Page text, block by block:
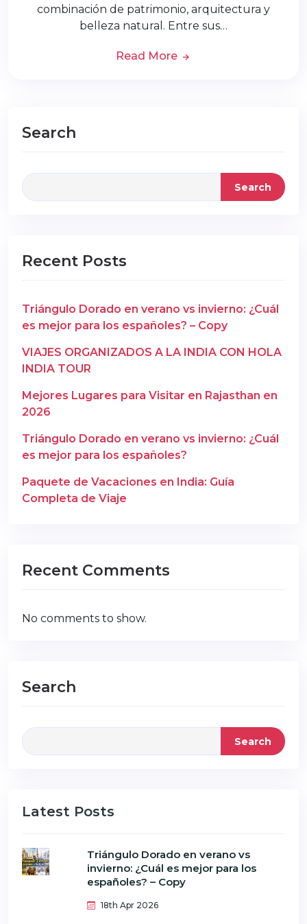
combinación de patrimonio, arquitectura y
belleza natural. Entre sus…
Read More
Search
Search
Recent Posts
Triángulo Dorado en verano vs invierno: ¿Cuál
es mejor para los españoles? – Copy
VIAJES ORGANIZADOS A LA INDIA CON HOLA
INDIA TOUR
Mejores Lugares para Visitar en Rajasthan en
2026
Triángulo Dorado en verano vs invierno: ¿Cuál
es mejor para los españoles?
Paquete de Vacaciones en India: Guía
Completa de Viaje
Recent Comments
No comments to show.
Search
Search
Latest Posts
Triángulo Dorado en verano vs
invierno: ¿Cuál es mejor para los
españoles? – Copy
18th Apr 2026